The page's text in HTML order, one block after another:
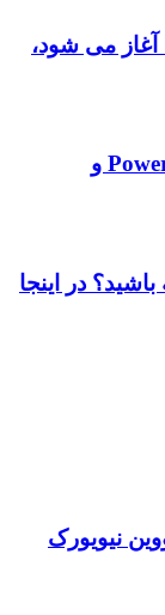
جهانی 2022 فردا آغاز می شود،
استفاده از قدرت VR با Power Rangers و
در اینجا